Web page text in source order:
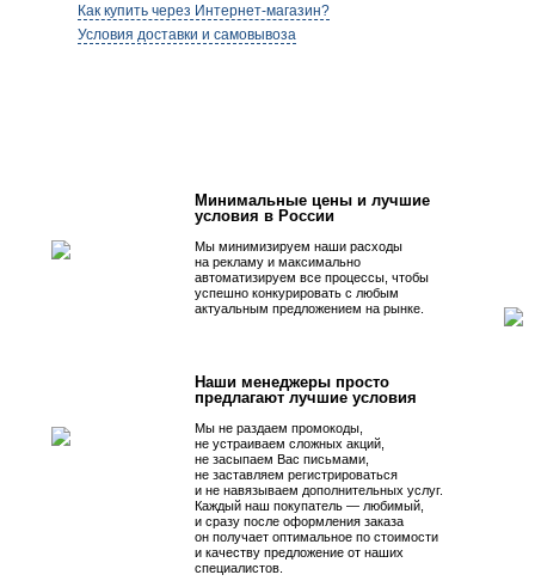
Как купить через Интернет-магазин?
Условия доставки и самовывоза
Минимальные цены и лучшие
условия в России
Мы минимизируем наши расходы
на рекламу и максимально
автоматизируем все процессы, чтобы
успешно конкурировать с любым
актуальным предложением на рынке.
Наши менеджеры просто
предлагают лучшие условия
Мы не раздаем промокоды,
не устраиваем сложных акций,
не засыпаем Вас письмами,
не заставляем регистрироваться
и не навязываем дополнительных услуг.
Каждый наш покупатель — любимый,
и сразу после оформления заказа
он получает оптимальное по стоимости
и качеству предложение от наших
специалистов.